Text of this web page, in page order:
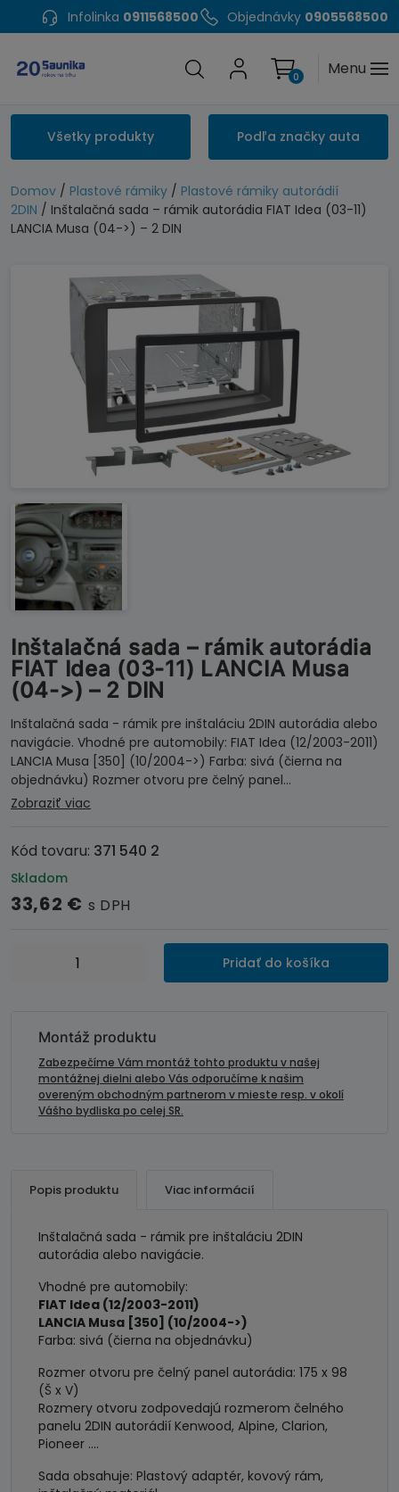
Infolinka 0911568500 Objednávky 0905568500
Menu
0
Všetky produkty Podľa značky auta
Domov / Plastové rámiky / Plastové rámiky autorádií
2DIN / Inštalačná sada – rámik autorádia FIAT Idea (03-11)
LANCIA Musa (04->) – 2 DIN
Inštalačná sada – rámik autorádia
FIAT Idea (03-11) LANCIA Musa
(04->) – 2 DIN
Inštalačná sada - rámik pre inštaláciu 2DIN autorádia alebo
navigácie. Vhodné pre automobily: FIAT Idea (12/2003-2011)
LANCIA Musa [350] (10/2004->) Farba: sivá (čierna na
objednávku) Rozmer otvoru pre čelný panel…
Zobraziť viac
Kód tovaru: 371 540 2
Skladom
33,62 € s DPH
množstvo
Inštalačná
rámik
autorádia
FIAT
Idea
Musa
Pridať do košíka
Montáž produktu
Zabezpečíme Vám montáž tohto produktu v našej
montážnej dielni alebo Vás odporučíme k našim
overeným obchodným partnerom v mieste resp. v okolí
Vášho bydliska po celej SR.
Popis produktu Viac informácií
Inštalačná sada - rámik pre inštaláciu 2DIN
autorádia alebo navigácie.
Vhodné pre automobily:
FIAT Idea (12/2003-2011)
LANCIA Musa [350] (10/2004->)
Farba: sivá (čierna na objednávku)
Rozmer otvoru pre čelný panel autorádia: 175 x 98
(Š x V)
Rozmery otvoru zodpovedajú rozmerom čelného
panelu 2DIN autorádií Kenwood, Alpine, Clarion,
Pioneer ....
Sada obsahuje: Plastový adaptér, kovový rám,